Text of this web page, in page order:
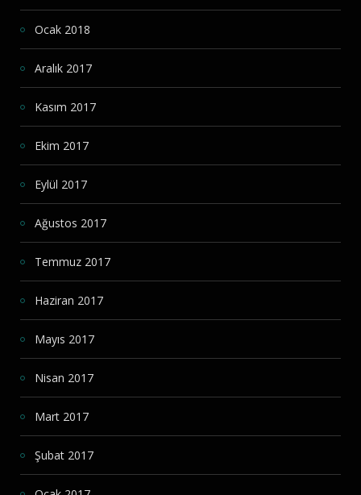
Ocak 2018
Aralık 2017
Kasım 2017
Ekim 2017
Eylül 2017
Ağustos 2017
Temmuz 2017
Haziran 2017
Mayıs 2017
Nisan 2017
Mart 2017
Şubat 2017